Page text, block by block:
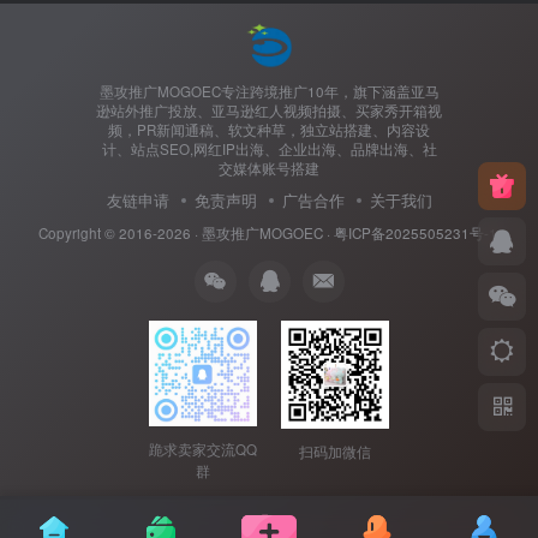
墨攻推广MOGOEC专注跨境推广10年，旗下涵盖亚马
逊站外推广投放、亚马逊红人视频拍摄、买家秀开箱视
频，PR新闻通稿、软文种草，独立站搭建、内容设
计、站点SEO,网红IP出海、企业出海、品牌出海、社
交媒体账号搭建
友链申请 免责声明 广告合作 关于我们
Copyright © 2016-2026 · 墨攻推广MOGOEC· 粤ICP备2025505231号-1.
跪求卖家交流QQ
群
扫码加微信